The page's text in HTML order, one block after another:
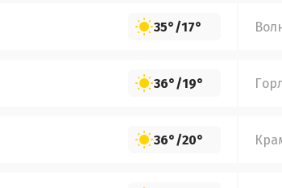
35°/17°
36°/19°
36°/20°